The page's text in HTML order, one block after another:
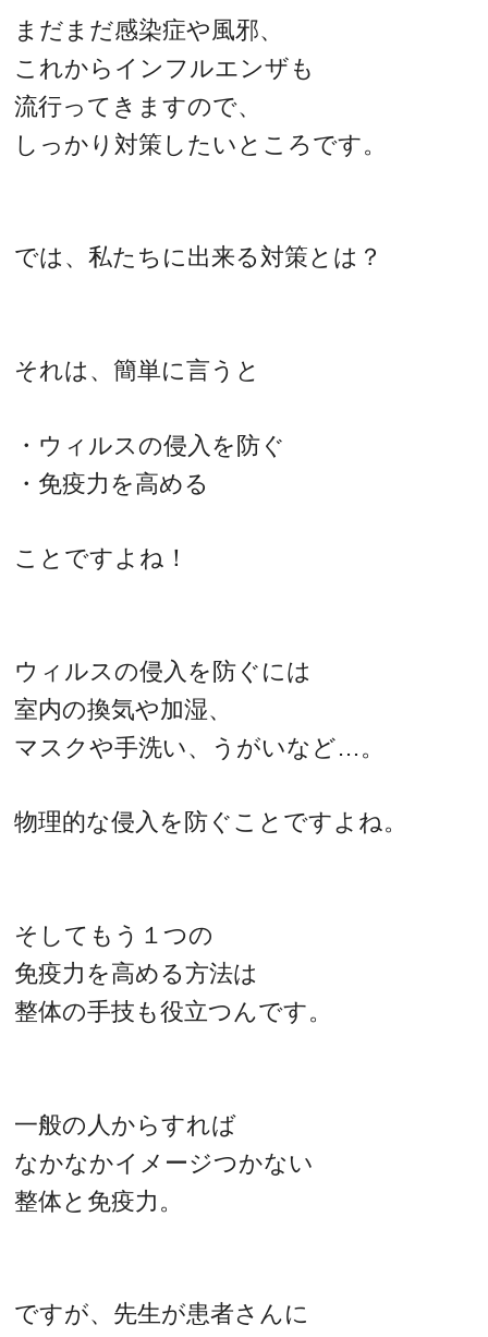
まだまだ感染症や風邪、
これからインフルエンザも
流行ってきますので、
しっかり対策したいところです。
では、私たちに出来る対策とは？
それは、簡単に言うと
・ウィルスの侵入を防ぐ
・免疫力を高める
ことですよね！
ウィルスの侵入を防ぐには
室内の換気や加湿、
マスクや手洗い、うがいなど…。
物理的な侵入を防ぐことですよね。
そしてもう１つの
免疫力を高める方法は
整体の手技も役立つんです。
一般の人からすれば
なかなかイメージつかない
整体と免疫力。
ですが、先生が患者さんに